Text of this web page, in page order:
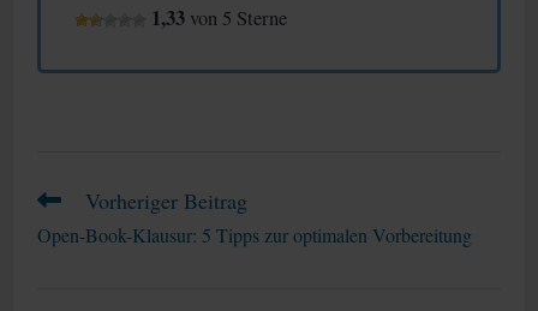
1,33 von 5 Sterne
Weitere
ansehen
Vorheriger Beitrag
Open-Book-Klausur: 5 Tipps zur optimalen Vorbereitung